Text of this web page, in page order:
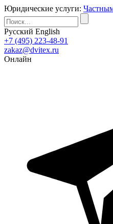
Юридические услуги:
Русский English
+7 (495) 223-48-91
zakaz@dvitex.ru
Онлайн